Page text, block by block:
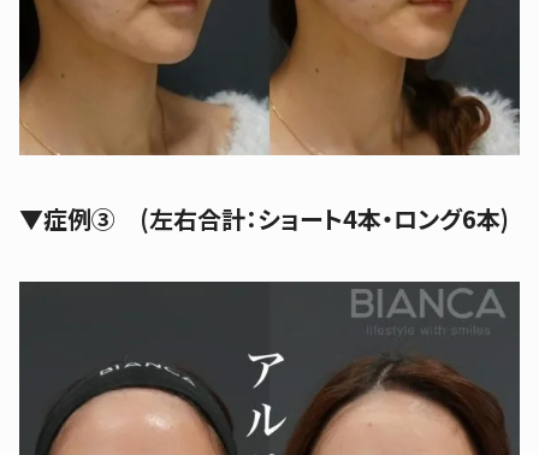
▼症例③ (左右合計：ショート4本・ロング6本)